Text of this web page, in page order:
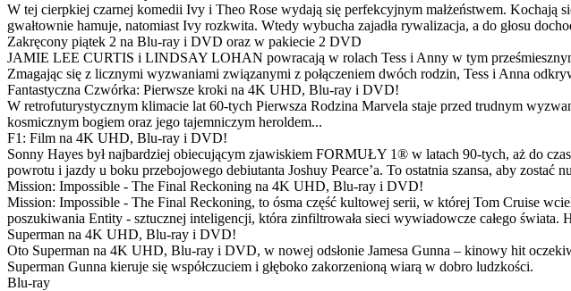
W tej cierpkiej czarnej komedii Ivy i Theo Rose wydają się perfekcyjnym małżeństwem. Kochają
gwałtownie hamuje, natomiast Ivy rozkwita. Wtedy wybucha zajadła rywalizacja, a do głosu
Zakręcony piątek 2 na Blu-ray i DVD oraz w pakiecie 2 DVD
JAMIE LEE CURTIS i LINDSAY LOHAN powracają w rolach Tess i Anny w tym
Zmagając się z licznymi wyzwaniami związanymi z połączeniem dwóch rodzin, Tess i Anna
Fantastyczna Czwórka: Pierwsze kroki na 4K UHD, Blu-ray i DVD!
W retrofuturystycznym klimacie lat 60-tych Pierwsza Rodzina Marvela staje przed trudnym
kosmicznym bogiem oraz jego tajemniczym heroldem...
F1: Film na 4K UHD, Blu-ray i DVD!
Sonny Hayes był najbardziej obiecującym zjawiskiem FORMUŁY 1® w latach 90-tych, aż do
powrotu i jazdy u boku przebojowego debiutanta Joshuy Pearce’a. To ostatnia szansa, aby zostać
Mission: Impossible - The Final Reckoning na 4K UHD, Blu-ray i DVD!
Mission: Impossible - The Final Reckoning, to ósma część kultowej serii, w której Tom Cruise
poszukiwania Entity - sztucznej inteligencji, która zinfiltrowała sieci wywiadowcze całego świata.
Superman na 4K UHD, Blu-ray i DVD!
Oto Superman na 4K UHD, Blu-ray i DVD, w nowej odsłonie Jamesa Gunna – kinowy hit
Superman Gunna kieruje się współczuciem i głęboko zakorzenioną wiarą w dobro ludzkości.
Blu-ray